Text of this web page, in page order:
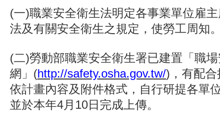
(一)職業安全衛生法明定各事業單位雇
法及有關安全衛生之規定，使勞工周知
(二)勞動部職業安全衛生署已建置「職
網」(http://safety.osha.gov.tw/)，有配
依計畫內容及附件格式，自行研提各單
並於本年4月10日完成上傳。